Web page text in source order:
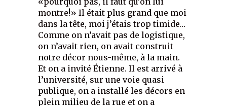
montre!» Il était plus grand que moi
dans la tête, moi j’étais trop timide…
Comme on n’avait pas de logistique,
on n’avait rien, on avait construit
notre décor nous-même, à la main.
Et on a invité Étienne. Il est arrivé à
l’université, sur une voie quasi
publique, on a installé les décors en
plein milieu de la rue et on a